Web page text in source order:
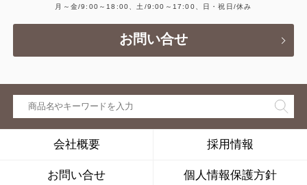
月～金/9:00～18:00、土/9:00～17:00、日・祝日/休み
お問い合せ
会社概要 採用情報
お問い合せ 個人情報保護方針